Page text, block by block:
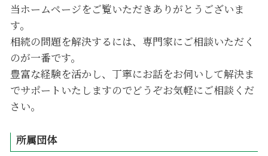
当ホームページをご覧いただきありがとうございま
す。
相続の問題を解決するには、専門家にご相談いただく
のが一番です。
豊富な経験を活かし、丁寧にお話をお伺いして解決ま
でサポートいたしますのでどうぞお気軽にご相談くだ
さい。
所属団体